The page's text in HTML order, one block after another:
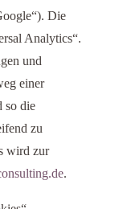
Die
Analytics“.
und
einer
so die
zu
wird zur
.